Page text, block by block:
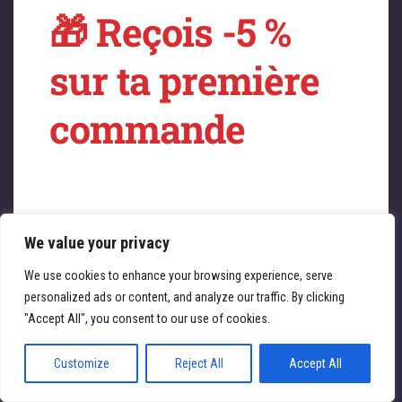
We value your privacy
We use cookies to enhance your browsing experience, serve
personalized ads or content, and analyze our traffic. By clicking
"Accept All", you consent to our use of cookies.
Customize Reject All Accept All
sur quelque chose
de fantastique –
revenez bientôt !
🎁 Reçois -5 %
sur ta première
commande
Saisissez votre adresse e-mail
JE REÇOIS MA RÉDUCTION